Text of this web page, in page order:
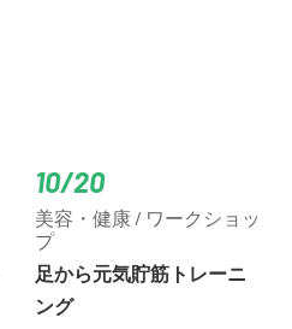
10/20
美容・健康 / ワークショッ
プ
足から元気貯筋トレーニ
ング